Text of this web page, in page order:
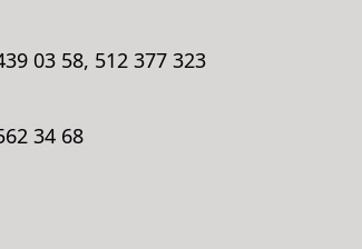
03 58, 512 377 323
34 68